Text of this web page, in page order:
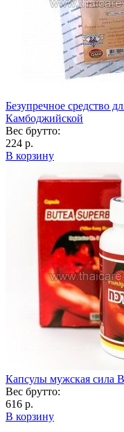
Безупречное средство
Камбоджийской
Вес брутто:
224 р.
В корзину
Капсулы мужская сила
Вес брутто:
616 р.
В корзину